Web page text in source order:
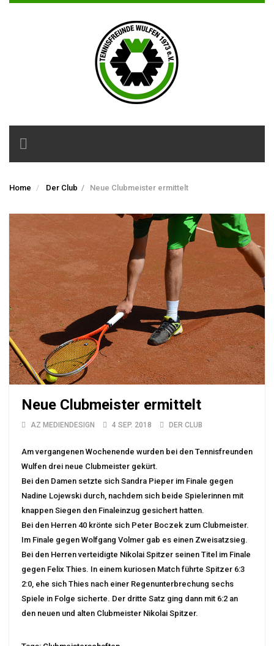
Toggle
navigation
Home Der Club / Neue Clubmeister ermittelt
Neue Clubmeister ermittelt
AZ MEDIENDESIGN 4 SEP. 2018 DER CLUB
Am vergangenen Wochenende wurden bei den Tennisfreunden
Wulfen drei neue Clubmeister gekürt.
Bei den Damen setzte sich Sandra Pieper im Finale gegen
Nadine Lojewski durch, nachdem sich beide Spielerinnen mit
knappen Siegen den Finaleinzug gesichert hatten.
Bei den Herren 40 krönte sich Peter Boczek zum Clubmeister.
Im Finale gegen Wolfgang Volmer gab es einen Zweisatzsieg.
Bei den Herren verteidigte Nikolai Spitzer seinen Titel im Finale
gegen Felix Thies. In einem kuriosen Match führte Spitzer 6:3
2:0, ehe sich Thies nach einer Regenunterbrechung sechs
Spiele in Folge sicherte. Der dritte Satz ging dann mit 6:2 an
den neuen und alten Clubmeister Nikolai Spitzer.